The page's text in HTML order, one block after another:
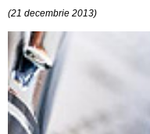
(21 decembrie 2013)